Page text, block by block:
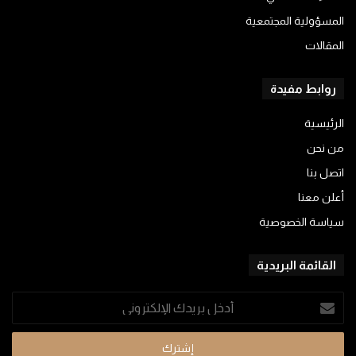
المسؤولية المجتمعية
المقالات
روابط مفيدة
الرئيسية
من نحن
اتصل بنا
أعلن معنا
سياسة الخصوصية
القائمة البريدية
أدخل
بريدك
الإلكتروني